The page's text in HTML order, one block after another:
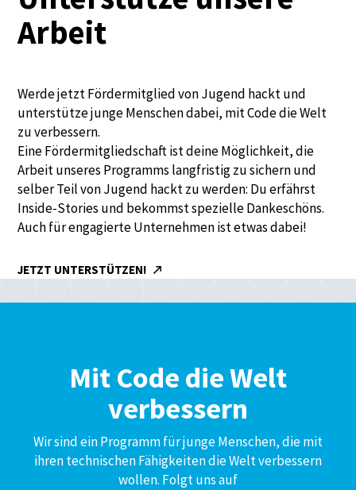
Arbeit
Werde jetzt Fördermitglied von Jugend hackt und
unterstütze junge Menschen dabei, mit Code die Welt
zu verbessern.
Eine Fördermitgliedschaft ist deine Möglichkeit, die
Arbeit unseres Programms langfristig zu sichern und
selber Teil von Jugend hackt zu werden: Du erfährst
Inside-Stories und bekommst spezielle Dankeschöns.
Auch für engagierte Unternehmen ist etwas dabei!
JETZT UNTERSTÜTZEN!
Mit Code die Welt
verbessern
Wir sind ein Programm für junge Menschen, die mit
ihren technischen Fähigkeiten die Welt verbessern
wollen. Folgt uns auf